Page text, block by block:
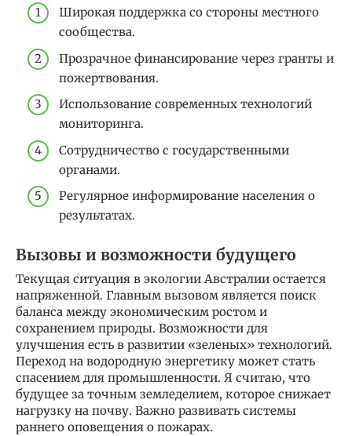
Широкая поддержка со стороны местного
сообщества.
Прозрачное финансирование через гранты и
пожертвования.
Использование современных технологий
мониторинга.
Сотрудничество с государственными
органами.
Регулярное информирование населения о
результатах.
Вызовы и возможности будущего
Текущая ситуация в экологии Австралии остается
напряженной. Главным вызовом является поиск
баланса между экономическим ростом и
сохранением природы. Возможности для
улучшения есть в развитии «зеленых» технологий.
Переход на водородную энергетику может стать
спасением для промышленности. Я считаю, что
будущее за точным земледелием, которое снижает
нагрузку на почву. Важно развивать системы
раннего оповещения о пожарах.